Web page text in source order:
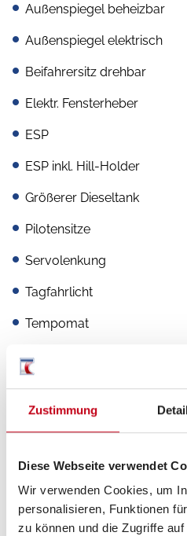
Zustimmung
Diese Webseite verwendet
Wir verwenden Cookies, um
personalisieren, Funktionen
zu können und die Zugriffe
Außenspiegel beheizbar
Außenspiegel elektrisch
Beifahrersitz drehbar
Elektr. Fensterheber
ESP
ESP inkl. Hill-Holder
Größerer Dieseltank
Pilotensitze
Servolenkung
Tagfahrlicht
Tempomat
Zentralverriegelung
Aufbau
Außenstauraumklappe
Ausstellfenster
Einstiegstufe elektrisch